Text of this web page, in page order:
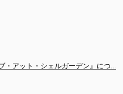
・アット・シェルガーデン』につ...